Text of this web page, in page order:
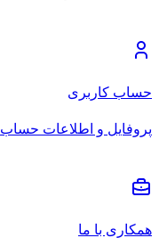
حساب کاربری
پروفایل و اطلاعات حساب
همکاری با ما